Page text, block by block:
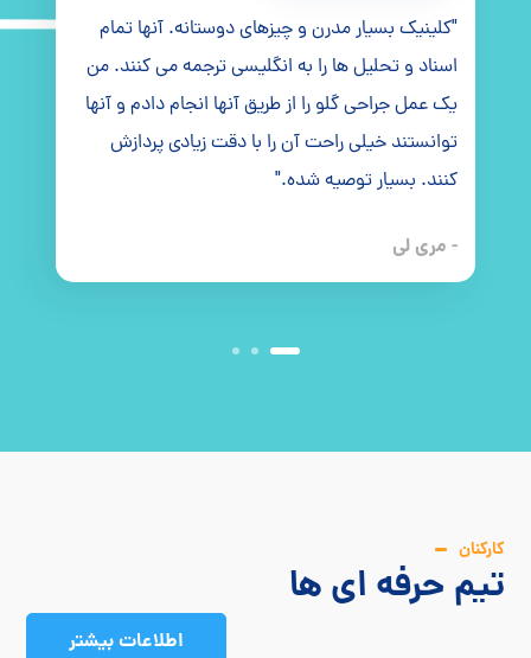
"کلینیک بسیار مدرن و چیزهای دوستانه. آنها تمام
اسناد و تحلیل ها را به انگلیسی ترجمه می کنند. من
یک عمل جراحی گلو را از طریق آنها انجام دادم و آنها
توانستند خیلی راحت آن را با دقت زیادی پردازش
کنند. بسیار توصیه شده."
- مری لی
کارکنان
تیم حرفه ای ها
اطلاعات بیشتر